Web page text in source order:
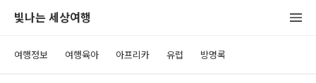
빛나는 세상여행
여행정보 여행육아 아프리카 유럽 방명록